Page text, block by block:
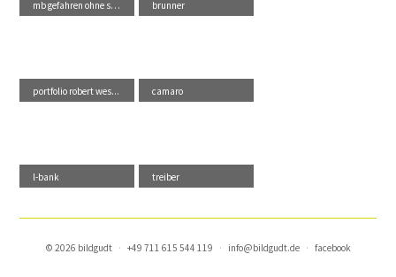
mb gefahren ohne sch... brunner
portfolio robert wes... camaro
l-bank treiber
© 2026 bildgudt · +49 711 615 544 119 · info@bildgudt.de · facebook